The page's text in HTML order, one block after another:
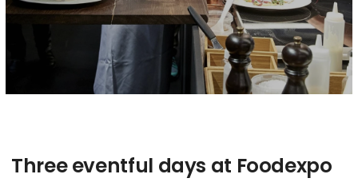
Three eventful days at Foodexpo